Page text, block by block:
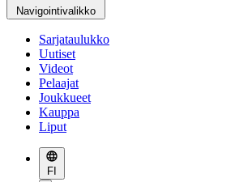
Navigointivalikko
Sarjataulukko
Uutiset
Videot
Pelaajat
Joukkueet
Kauppa
Liput
FI